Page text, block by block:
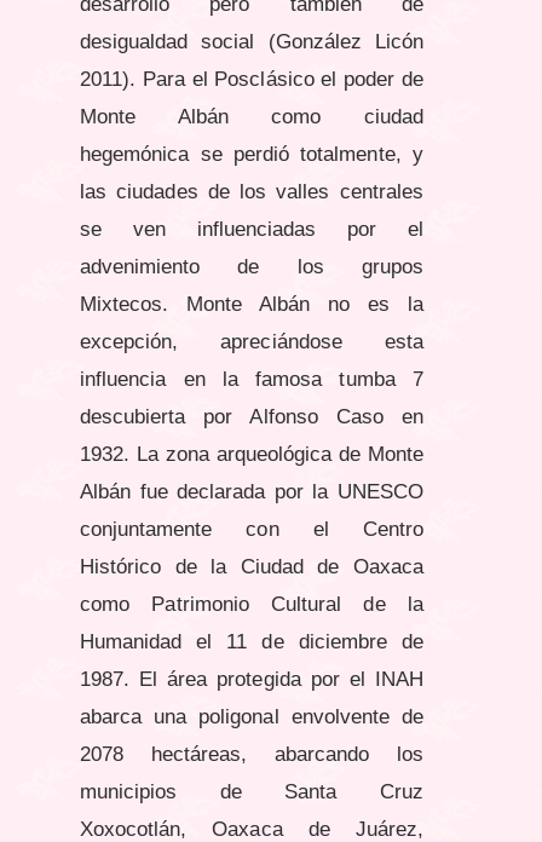
desigualdad social (González Licón
2011). Para el Posclásico el poder de
Monte Albán como ciudad
hegemónica se perdió totalmente, y
las ciudades de los valles centrales
se ven influenciadas por el
advenimiento de los grupos
Mixtecos. Monte Albán no es la
excepción, apreciándose esta
influencia en la famosa tumba 7
descubierta por Alfonso Caso en
1932. La zona arqueológica de Monte
Albán fue declarada por la UNESCO
conjuntamente con el Centro
Histórico de la Ciudad de Oaxaca
como Patrimonio Cultural de la
Humanidad el 11 de diciembre de
1987. El área protegida por el INAH
abarca una poligonal envolvente de
2078 hectáreas, abarcando los
municipios de Santa Cruz
Xoxocotlán, Oaxaca de Juárez,